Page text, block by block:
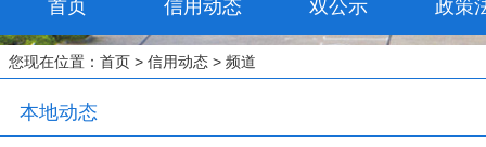
首页 信用动态 双公示 政策
您现在位置： 首页 > 信用动态 > 频道
本地动态